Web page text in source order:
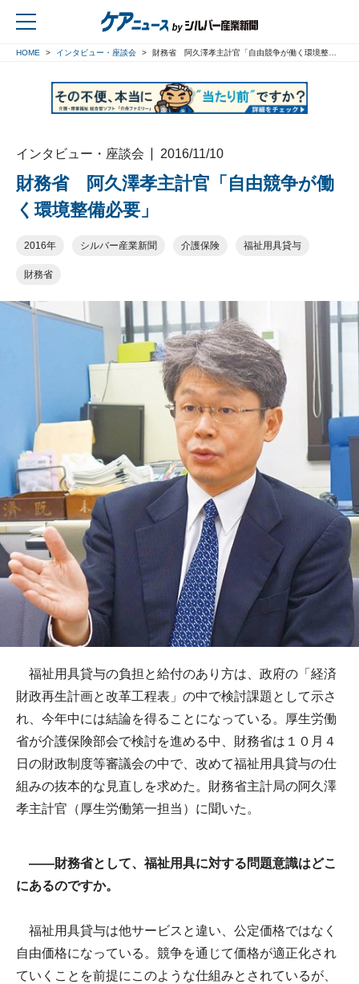
HOME インタビュー・座談会 財務省 阿久澤孝主計官「自由競争が働く環境整備必要」
インタビュー・座談会 2016/11/10
財務省 阿久澤孝主計官「自由競争が働
く環境整備必要」
2016年 シルバー産業新聞 介護保険 福祉用具貸与
財務省
福祉用具貸与の負担と給付のあり方は、政府の「経済
財政再生計画と改革工程表」の中で検討課題として示さ
れ、今年中には結論を得ることになっている。厚生労働
省が介護保険部会で検討を進める中、財務省は１０月４
日の財政制度等審議会の中で、改めて福祉用具貸与の仕
組みの抜本的な見直しを求めた。財務省主計局の阿久澤
孝主計官（厚生労働第一担当）に聞いた。
――財務省として、福祉用具に対する問題意識はどこ
にあるのですか。
福祉用具貸与は他サービスと違い、公定価格ではなく
自由価格になっている。競争を通じて価格が適正化され
ていくことを前提にこのような仕組みとされているが、